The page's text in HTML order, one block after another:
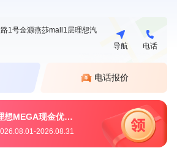
1号金源燕莎mall1层理想汽
导航 电话
电话报价
理想MEGA现金优惠4万元
2026.08.31